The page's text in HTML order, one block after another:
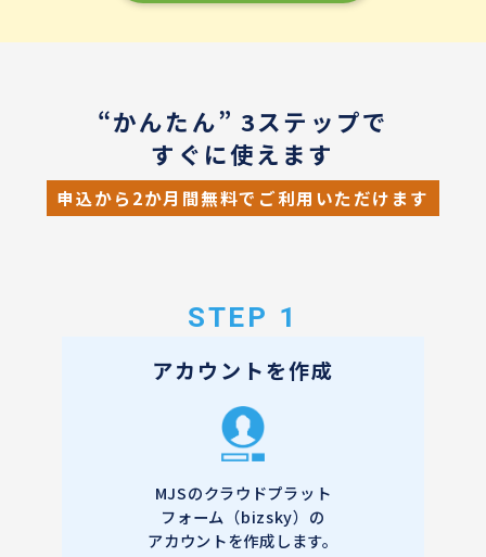
“かんたん” 3ステップで
すぐに使えます
申込から2か月間無料でご利用いただけます
STEP 1
アカウントを作成
MJSのクラウドプラット
フォーム（bizsky）の
アカウントを作成します。